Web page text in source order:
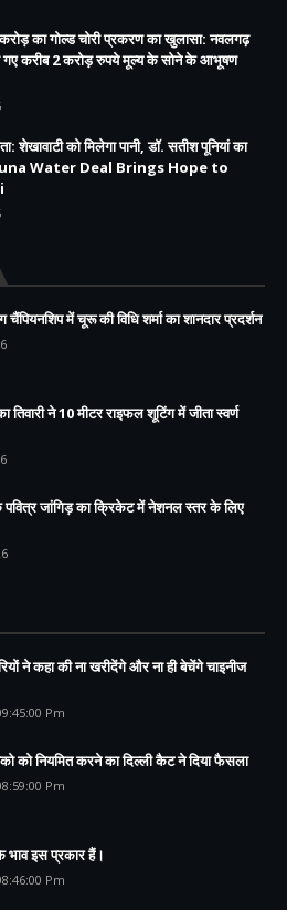
का गोल्ड चोरी प्रकरण का खुलासा: नवलगढ़
गए करीब 2 करोड़ रुपये मूल्य के सोने के आभूषण
शेखावाटी को मिलेगा पानी, डॉ. सतीश पूनियां का
Water Deal Brings Hope to
चैंपियनशिप में चूरू की विधि शर्मा का शानदार प्रदर्शन
तिवारी ने 10 मीटर राइफल शूटिंग में जीता स्वर्ण
जांगिड़ का क्रिकेट में नेशनल स्तर के लिए
ने कहा की ना खरीदेंगे और ना ही बेचेंगे चाइनीज
Pm
को नियमित करने का दिल्ली कैट ने दिया फैसला
Pm
भाव इस प्रकार हैं।
Pm